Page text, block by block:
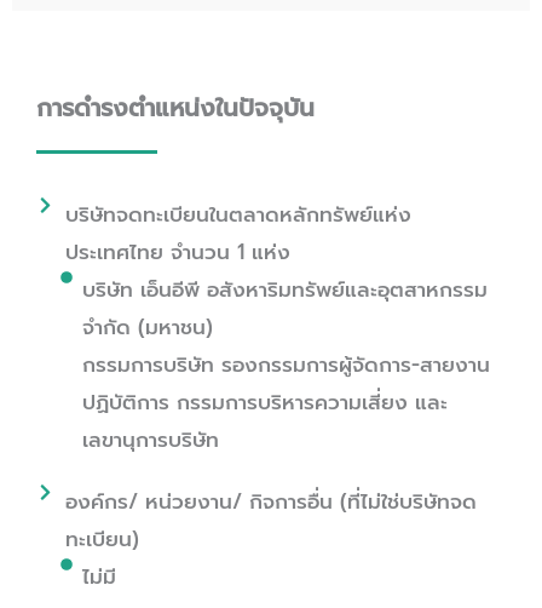
การดำรงตำแหน่งในปัจจุบัน
บริษัทจดทะเบียนในตลาดหลักทรัพย์แห่ง
ประเทศไทย จำนวน 1 แห่ง
บริษัท เอ็นอีพี อสังหาริมทรัพย์และอุตสาหกรรม
จำกัด (มหาชน)
กรรมการบริษัท รองกรรมการผู้จัดการ-สายงาน
ปฏิบัติการ กรรมการบริหารความเสี่ยง และ
เลขานุการบริษัท
องค์กร/ หน่วยงาน/ กิจการอื่น (ที่ไม่ใช่บริษัทจด
ทะเบียน)
ไม่มี